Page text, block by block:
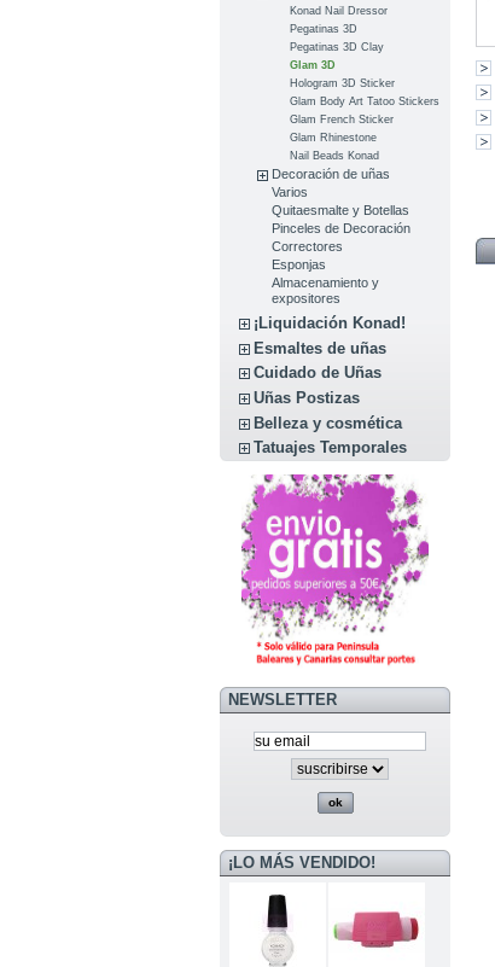
Konad Nail Dressor
Pegatinas 3D
Pegatinas 3D Clay
Glam 3D
Hologram 3D Sticker
Glam Body Art Tatoo Stickers
Glam French Sticker
Glam Rhinestone
Nail Beads Konad
Decoración de uñas
Varios
Quitaesmalte y Botellas
Pinceles de Decoración
Correctores
Esponjas
Almacenamiento y
expositores
¡Liquidación Konad!
Esmaltes de uñas
Cuidado de Uñas
Uñas Postizas
Belleza y cosmética
Tatuajes Temporales
NEWSLETTER
¡LO MÁS VENDIDO!